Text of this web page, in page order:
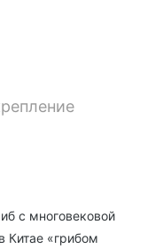
с многовековой
Китае «грибом